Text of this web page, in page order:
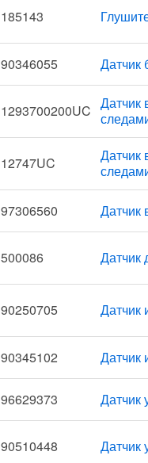
185143
90346055 Датчик
1293700200UC Датчик
12747UC
Датчик
97306560 Датчик
500086 Датчик
90250705 Датчик
90345102 Датчик
96629373 Датчик
90510448 Датчик